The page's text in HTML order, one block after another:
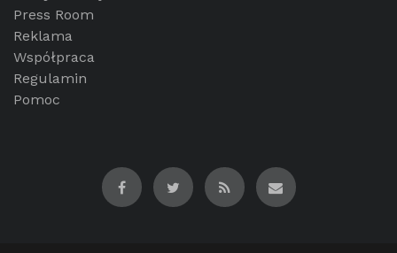
Press Room
Reklama
Współpraca
Regulamin
Pomoc